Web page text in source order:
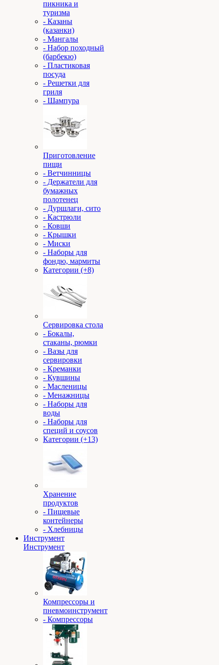
пикника и
туризма
- Казаны
(казанки)
- Мангалы
- Набор походный
(барбекю)
- Пластиковая
посуда
- Решетки для
гриля
- Шампура
Приготовление
пищи
- Ветчинницы
- Держатели для
бумажных
полотенец
- Дуршлаги, сито
- Кастрюли
- Ковши
- Крышки
- Миски
- Наборы для
фондю, мармиты
Категории (+8)
Сервировка стола
- Бокалы,
стаканы, рюмки
- Вазы для
сервировки
- Креманки
- Кувшины
- Масленицы
- Менажницы
- Наборы для
воды
- Наборы для
специй и соусов
Категории (+13)
Хранение
продуктов
- Пищевые
контейнеры
- Хлебницы
Инструмент
Инструмент
Компрессоры и
пневмоинструмент
- Компрессоры